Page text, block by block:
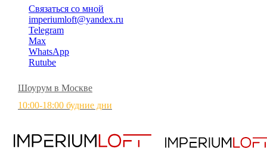
Связаться со мной
imperiumloft@yandex.ru
Telegram
Max
WhatsApp
Rutube
Шоурум в Москве
10:00-18:00 будние дни